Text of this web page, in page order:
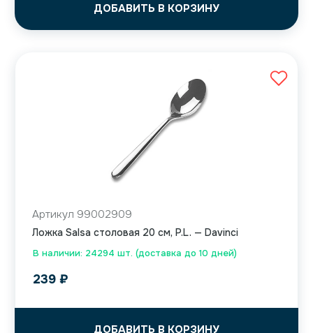
ДОБАВИТЬ В КОРЗИНУ
В наличии: 24294 шт. (доставка до 10 дней)
Артикул 99002909
Ложка Salsa столовая 20 см, P.L. — Davinci
239 ₽
ДОБАВИТЬ В КОРЗИНУ